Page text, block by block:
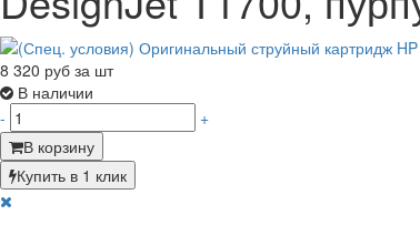
8 320 руб за шт
В наличии
-
+
В корзину
Купить в 1 клик